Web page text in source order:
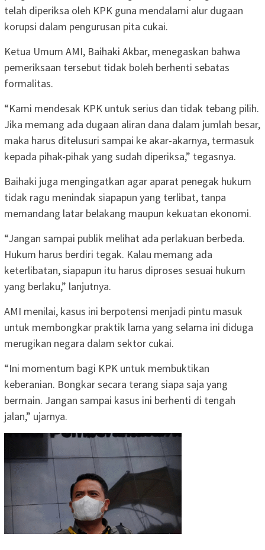
telah diperiksa oleh KPK guna mendalami alur dugaan
korupsi dalam pengurusan pita cukai.
Ketua Umum AMI, Baihaki Akbar, menegaskan bahwa
pemeriksaan tersebut tidak boleh berhenti sebatas
formalitas.
“Kami mendesak KPK untuk serius dan tidak tebang pilih.
Jika memang ada dugaan aliran dana dalam jumlah besar,
maka harus ditelusuri sampai ke akar-akarnya, termasuk
kepada pihak-pihak yang sudah diperiksa,” tegasnya.
Baihaki juga mengingatkan agar aparat penegak hukum
tidak ragu menindak siapapun yang terlibat, tanpa
memandang latar belakang maupun kekuatan ekonomi.
“Jangan sampai publik melihat ada perlakuan berbeda.
Hukum harus berdiri tegak. Kalau memang ada
keterlibatan, siapapun itu harus diproses sesuai hukum
yang berlaku,” lanjutnya.
AMI menilai, kasus ini berpotensi menjadi pintu masuk
untuk membongkar praktik lama yang selama ini diduga
merugikan negara dalam sektor cukai.
“Ini momentum bagi KPK untuk membuktikan
keberanian. Bongkar secara terang siapa saja yang
bermain. Jangan sampai kasus ini berhenti di tengah
jalan,” ujarnya.